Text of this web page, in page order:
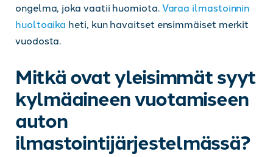
ongelma, joka vaatii huomiota.Varaa ilmastoinnin
huoltoaika heti, kun havaitset ensimmäiset merkit
vuodosta.
Mitkä ovat yleisimmät syyt
kylmäaineen vuotamiseen
auton
ilmastointijärjestelmässä?